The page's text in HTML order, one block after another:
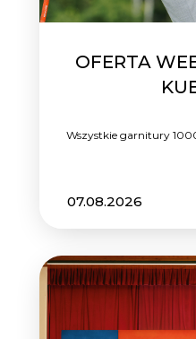
OFERTA
Wszystkie garnitury 1000
07.08.2026